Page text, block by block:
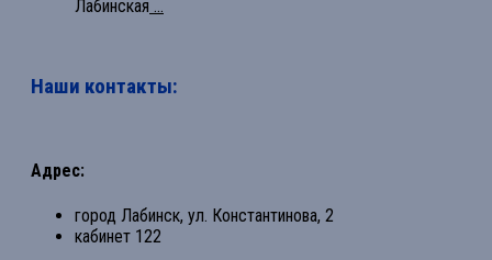
Лабинская ...
Наши контакты:
Адрес:
город Лабинск, ул. Константинова, 2
кабинет 122